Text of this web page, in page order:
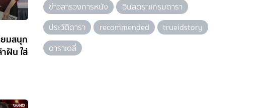
มสนุก
ฝัน ใส่
ข่าวสารวงการหนัง
อินสตราแกรมดารา
ประวัติดารา
recommended
trueidstory
ดาราเดลี่